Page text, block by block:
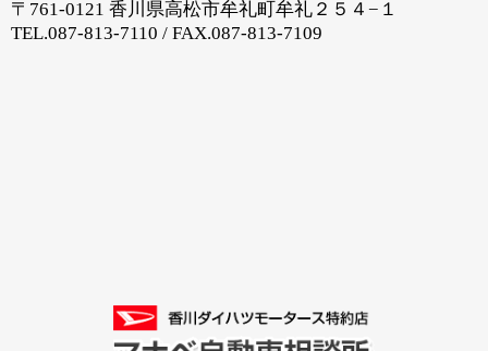
〒761-0121 香川県高松市牟礼町牟礼２５４−１
TEL.087-813-7110 / FAX.087-813-7109